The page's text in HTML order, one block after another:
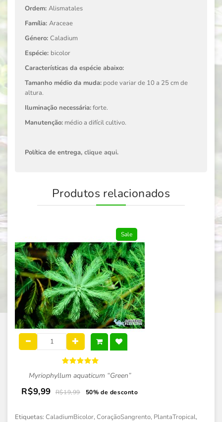
Ordem: Alismatales
Família: Araceae
Género: Caladium
Espécie: bicolor
Características da espécie abaixo:
Tamanho médio da muda: pode variar de 10 a 25 cm de
altura.
Iluminação necessária:forte.
Manutenção: médio a difícil cultivo.
Política de entrega, clique aqui.
Produtos relacionados
Sale
Myriophyllum aquaticum “Green”
R$9,99 R$19,99 50% de desconto
Etiquetas: CaladiumBicolor, CoraçãoSangrento, PlantaTropical,